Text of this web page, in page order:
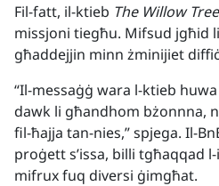
Fil-fatt, il-ktieb The Willow
missjoni tiegħu. Mifsud jgħid
għaddejjin minn żminijiet
“Il-messaġġ wara l-ktieb
dawk li għandhom bżonnna,
fil-ħajja tan-nies,” spjega. Il-
proġett s’issa, billi tgħaqqad
mifrux fuq diversi ġimgħat.